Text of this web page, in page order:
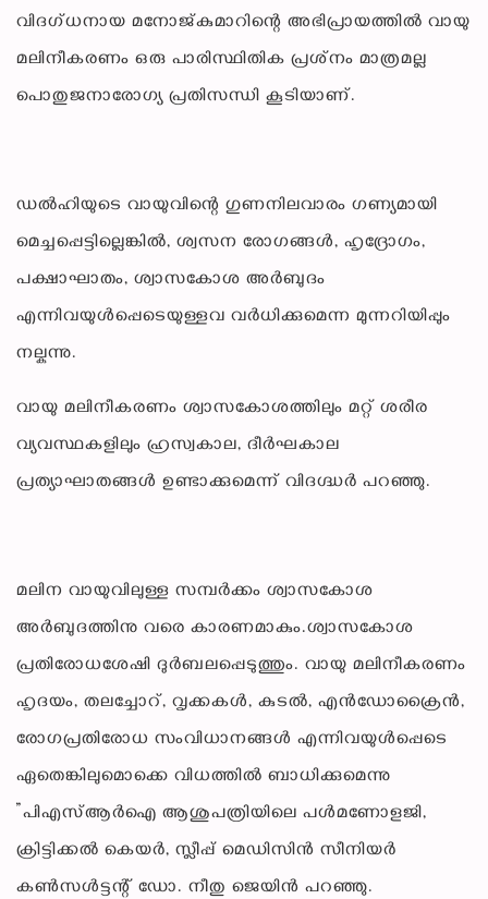
വിദഗ്ധനായ മനോജ്കുമാറിന്റെ അഭിപ്രായത്തില്‍ വായു
മലിനീകരണം ഒരു പാരിസ്ഥിതിക പ്രശ്‌നം മാത്രമല്ല
പൊതുജനാരോഗ്യ പ്രതിസന്ധി കൂടിയാണ്.
ഡല്‍ഹിയുടെ വായുവിന്റെ ഗുണനിലവാരം ഗണ്യമായി
മെച്ചപ്പെട്ടില്ലെങ്കില്‍, ശ്വസന രോഗങ്ങള്‍, ഹൃദ്രോഗം,
പക്ഷാഘാതം, ശ്വാസകോശ അര്‍ബുദം
എന്നിവയുള്‍പ്പെടെയുള്ളവ വര്‍ധിക്കുമെന്ന മുന്നറിയിപ്പും
നല്കുന്നു.
വായു മലിനീകരണം ശ്വാസകോശത്തിലും മറ്റ് ശരീര
വ്യവസ്ഥകളിലും ഹ്രസ്വകാല, ദീര്‍ഘകാല
പ്രത്യാഘാതങ്ങള്‍ ഉണ്ടാക്കുമെന്ന് വിദഗ്ദ്ധര്‍ പറഞ്ഞു.
മലിന വായുവിലുള്ള സമ്പര്‍ക്കം ശ്വാസകോശ
അര്‍ബുദത്തിനു വരെ കാരണമാകും.ശ്വാസകോശ
പ്രതിരോധശേഷി ദുര്‍ബലപ്പെടുത്തും. വായു മലിനീകരണം
ഹൃദയം, തലച്ചോറ്, വൃക്കകള്‍, കുടല്‍, എന്‍ഡോക്രൈന്‍,
രോഗപ്രതിരോധ സംവിധാനങ്ങള്‍ എന്നിവയുള്‍പ്പെടെ
ഏതെങ്കിലുമൊക്കെ വിധത്തില്‍ ബാധിക്കുമെന്നു
”പിഎസ്ആര്‍ഐ ആശുപത്രിയിലെ പള്‍മണോളജി,
ക്രിട്ടിക്കല്‍ കെയര്‍, സ്ലീപ്പ് മെഡിസിന്‍ സീനിയര്‍
കണ്‍സള്‍ട്ടന്റ് ഡോ. നീതു ജെയിന്‍ പറഞ്ഞു.